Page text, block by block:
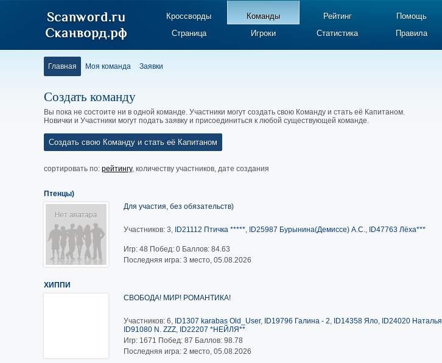
Кроссворды Команды Рейтинг Помощь
Страница
Игроки Статистика Правила
Главная Моя команда Заявки
Создать команду
Вы пока не состоите ни в одной команде. Участники могут создать свою Команду и стать её Капитаном.
Новички и Участники могут подать заявку и присоединиться к любой существующей команде.
Создать свою Команду и стать её Капитаном
сортировать по: рейтингу, количеству участников, дате создания
Птенцы)
Для участия, без обязательств)
Участников: 3, ID21112 Птичка *****, ID25987 Бурынина(Демиссе) А.С., ID47763 Лёха***
Игр: 48 Побед: 0 Баллов: 84.63
Последняя игра: 3 место, 05.08.2026
ХИППИ
СВОБОДА! МИР! РОМАНТИКА!
Участников: 6, ID1307 karabas Old_User, ID19796 Галина - 2, ID14358 Яло, ID24020 Наталья
ID91080 N. ZZZ, ID22207 *НЕЙЛЯ**
Игр: 1671 Побед: 87 Баллов: 98.78
Последняя игра: 2 место, 05.08.2026